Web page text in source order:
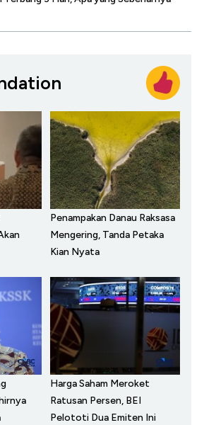
Penampakan Danau Raksasa
Mengering, Tanda Petaka
Kian Nyata
Harga Saham Meroket
Ratusan Persen, BEI
Pelototi Dua Emiten Ini